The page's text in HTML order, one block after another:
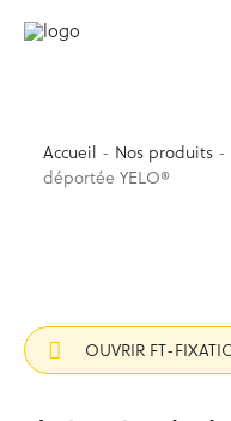
ACCUEIL
Accessoires de
Barrières et lisses
Protection de
Accueil - Nos produits -
déportée YELO®
OUVRIR FT-